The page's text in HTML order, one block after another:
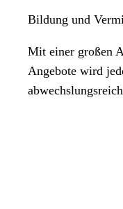
Bildung und
Mit einer großen
Angebote wird